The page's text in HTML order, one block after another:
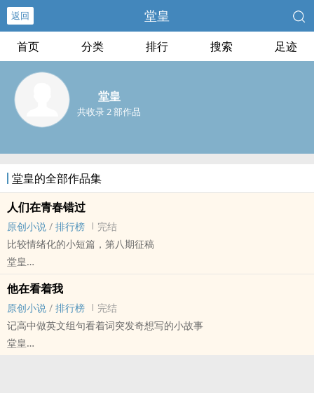
返回 堂皇
首页 分类 排行 搜索 足迹
堂皇
共收录 2 部作品
堂皇的全部作品集
人们在青春错过
原创小说 / 排行榜
完结
比较情绪化的小短篇，第八期征稿
堂皇
原创小说 - BL - 短篇 - 完结
现代 - 轻松 - 清水 - 第八期征集
他在看着我
原创小说 / 排行榜
完结
记高中做英文组句看着词突发奇想写的小故事
堂皇